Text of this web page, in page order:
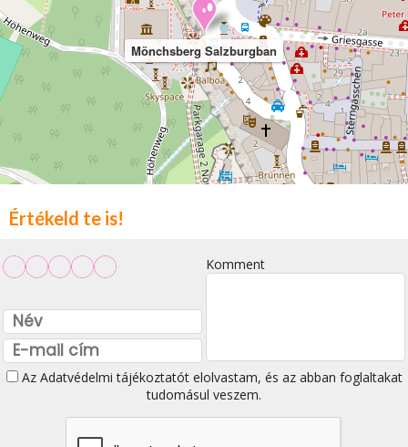
Mönchsberg Salzburgban
Értékeld te is!
Komment
Az Adatvédelmi tájékoztatótelolvastam, és az abban foglaltakat
tudomásul veszem.